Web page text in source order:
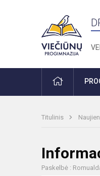
PRADŽIA
Titulinis
Paskelbė :